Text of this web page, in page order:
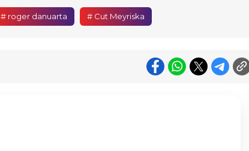
# roger danuarta # Cut Meyriska